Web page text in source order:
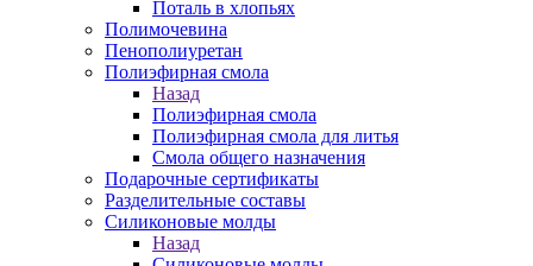
Поталь в хлопьях
Полимочевина
Пенополиуретан
Полиэфирная смола
Назад
Полиэфирная смола
Полиэфирная смола для литья
Смола общего назначения
Подарочные сертификаты
Разделительные составы
Силиконовые молды
Назад